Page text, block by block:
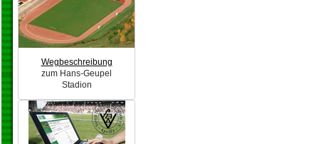
Wegbeschreibung
zum Hans-Geupel
Stadion